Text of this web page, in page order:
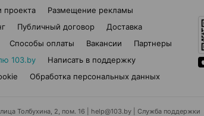
проекта
Размещение рекламы
Публичный договор
Доставка
Способы оплаты Вакансии
Партнеры
103.by
Написать в поддержку
Обработка персональных данных
Толбухина, 2, пом. 16 | help@103.by Служба поддержки